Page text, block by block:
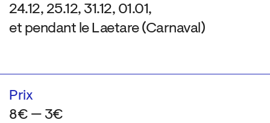
24.12, 25.12, 31.12, 01.01,
et pendant le Laetare (Carnaval)
Prix
8€ — 3€